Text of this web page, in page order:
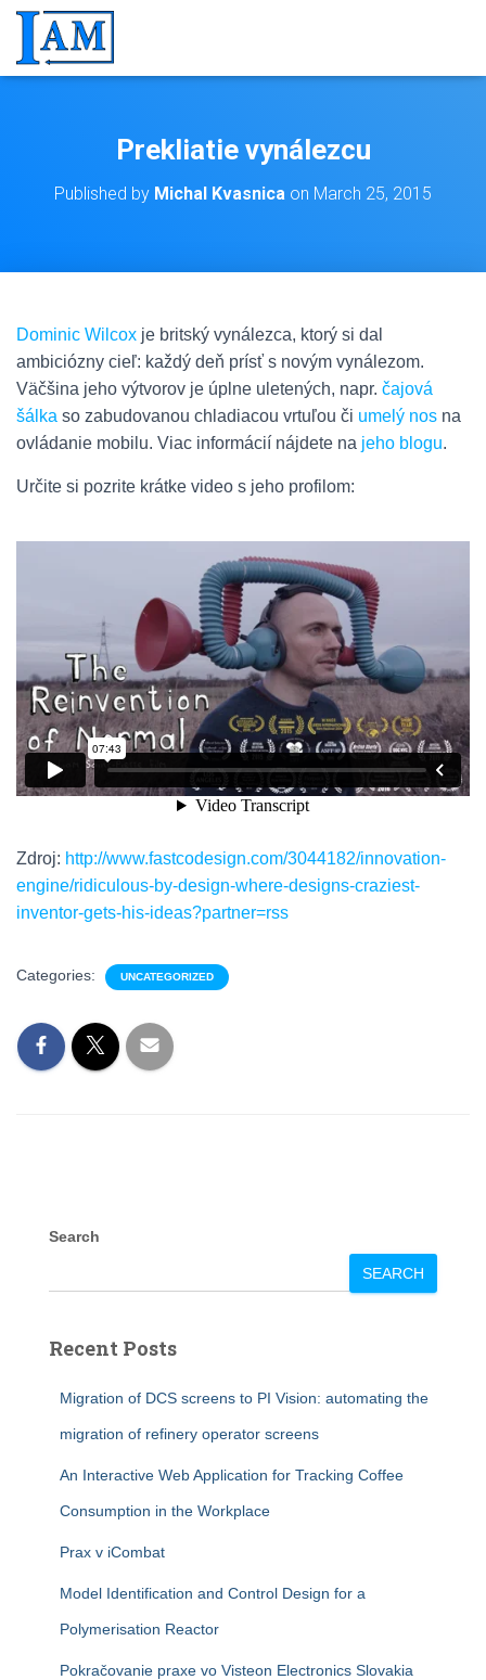
Prekliatie vynálezcu
Published by Michal Kvasnica on March 25, 2015
Dominic Wilcox je britský vynálezca, ktorý si dal
ambiciózny cieľ: každý deň prísť s novým vynálezom.
Väčšina jeho výtvorov je úplne uletených, napr. čajová
šálka so zabudovanou chladiacou vrtuľou či umelý nos na
ovládanie mobilu. Viac informácií nájdete na jeho blogu.
Určite si pozrite krátke video s jeho profilom:
Zdroj: http://www.fastcodesign.com/3044182/innovation-
engine/ridiculous-by-design-where-designs-craziest-
inventor-gets-his-ideas?partner=rss
Categories: UNCATEGORIZED
Search
SEARCH
Recent Posts
Migration of DCS screens to PI Vision: automating the
migration of refinery operator screens
An Interactive Web Application for Tracking Coffee
Consumption in the Workplace
Prax v iCombat
Model Identification and Control Design for a
Polymerisation Reactor
Pokračovanie praxe vo Visteon Electronics Slovakia